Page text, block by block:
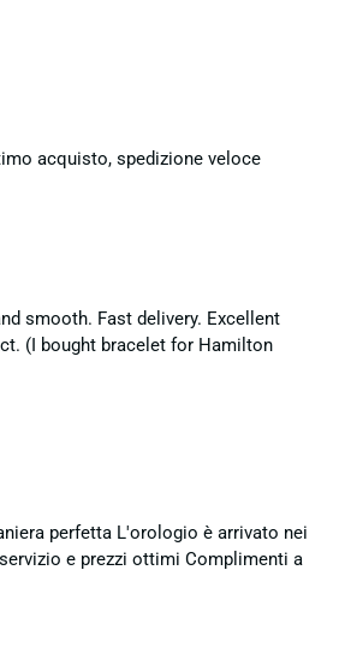
acquisto, spedizione veloce
smooth. Fast delivery. Excellent
(I bought bracelet for Hamilton
perfetta L'orologio è arrivato nei
e prezzi ottimi Complimenti a